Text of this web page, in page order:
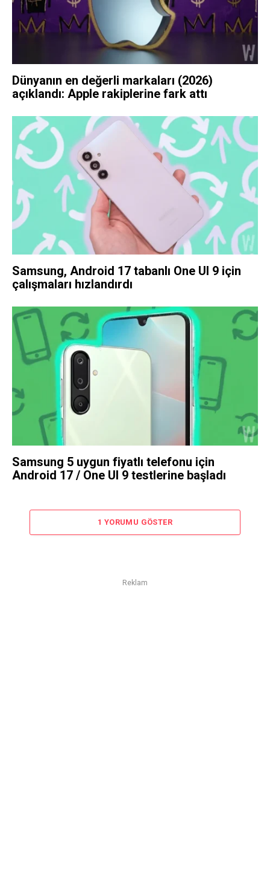
Dünyanın en değerli markaları (2026)
açıklandı: Apple rakiplerine fark attı
Samsung, Android 17 tabanlı One UI 9 için
çalışmaları hızlandırdı
Samsung 5 uygun fiyatlı telefonu için
Android 17 / One UI 9 testlerine başladı
1 YORUMU GÖSTER
Reklam